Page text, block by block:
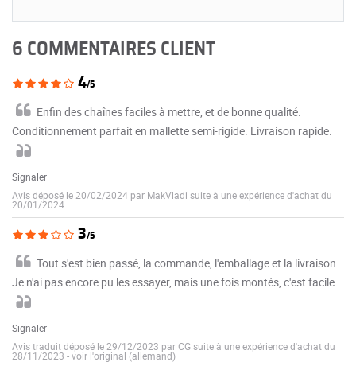
6 COMMENTAIRES CLIENT
4/5
Enfin des chaînes faciles à mettre, et de bonne qualité.
Conditionnement parfait en mallette semi-rigide. Livraison rapide.
Signaler
Avis déposé le 20/02/2024 par MakVladi suite à une expérience d'achat du
20/01/2024
3/5
Tout s'est bien passé, la commande, l'emballage et la livraison.
Je n'ai pas encore pu les essayer, mais une fois montés, c'est facile.
Signaler
Avis traduit déposé le 29/12/2023 par CG suite à une expérience d'achat du
28/11/2023 -voir l'original (allemand)